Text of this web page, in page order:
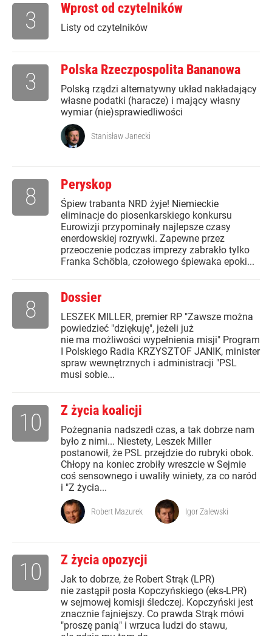
Wprost od czytelników
Listy od czytelników
3
Polska Rzeczpospolita Bananowa
Polską rządzi alternatywny układ nakładający
własne podatki (haracze) i mający własny
wymiar (nie)sprawiedliwości
3
Stanisław Janecki
Peryskop
Śpiew trabanta NRD żyje! Niemieckie
eliminacje do piosenkarskiego konkursu
Eurowizji przypominały najlepsze czasy
enerdowskiej rozrywki. Zapewne przez
przeoczenie podczas imprezy zabrakło tylko
Franka Schöbla, czołowego śpiewaka epoki...
8
Dossier
LESZEK MILLER, premier RP "Zawsze można
powiedzieć "dziękuję", jeżeli już
nie ma możliwości wypełnienia misji" Program
I Polskiego Radia KRZYSZTOF JANIK, minister
spraw wewnętrznych i administracji "PSL
musi sobie...
8
Z życia koalicji
Pożegnania nadszedł czas, a tak dobrze nam
było z nimi... Niestety, Leszek Miller
postanowił, że PSL przejdzie do rubryki obok.
Chłopy na koniec zrobiły wreszcie w Sejmie
coś sensownego i uwaliły winiety, za co naród
i "Z życia...
10
Robert Mazurek Igor Zalewski
Z życia opozycji
Jak to dobrze, że Robert Strąk (LPR)
nie zastąpił posła Kopczyńskiego (eks-LPR)
w sejmowej komisji śledczej. Kopczyński jest
znacznie fajniejszy. Co prawda Strąk mówi
"proszę panią" i wrzuca ludzi do stawu,
10